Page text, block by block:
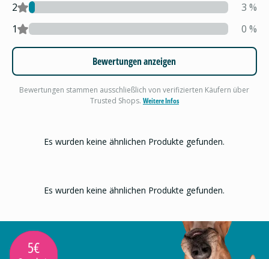
2
3 %
1
0 %
Bewertungen anzeigen
Bewertungen stammen ausschließlich von verifizierten Käufern über
Trusted Shops. Weitere Infos
Es wurden keine ähnlichen Produkte gefunden.
Es wurden keine ähnlichen Produkte gefunden.
5€